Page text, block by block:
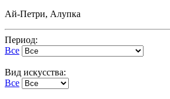
Ай-Петри, Алупка
Период:
Все
Вид искусства:
Все